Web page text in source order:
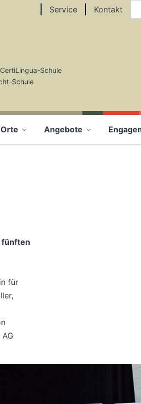
Schule
Schule
Orte Angebote
Service Kontakt
fünften
für